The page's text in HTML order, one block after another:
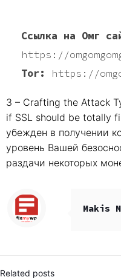
Ссылка на Омг
https://
Tor:
https://
3 – Crafting the Attack
if SSL should be totally
убежден в получении
уровень Вашей
раздачи некоторых
Makis
Related posts